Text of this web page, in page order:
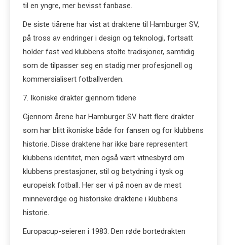
til en yngre, mer bevisst fanbase.
De siste tiårene har vist at draktene til Hamburger SV,
på tross av endringer i design og teknologi, fortsatt
holder fast ved klubbens stolte tradisjoner, samtidig
som de tilpasser seg en stadig mer profesjonell og
kommersialisert fotballverden.
7. Ikoniske drakter gjennom tidene
Gjennom årene har Hamburger SV hatt flere drakter
som har blitt ikoniske både for fansen og for klubbens
historie. Disse draktene har ikke bare representert
klubbens identitet, men også vært vitnesbyrd om
klubbens prestasjoner, stil og betydning i tysk og
europeisk fotball. Her ser vi på noen av de mest
minneverdige og historiske draktene i klubbens
historie.
Europacup-seieren i 1983: Den røde bortedrakten